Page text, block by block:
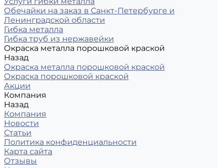
Обечайки на заказ в Санкт-Петербурге и
Ленинградской области
Гибка металла
Гибка труб из нержавейки
Окраска металла порошковой краской
Назад
Окраска металла порошковой краской
Окраска порошковой краской
Акции
Компания
Назад
Компания
Новости
Статьи
Политика конфиденциальности
Карта сайта
Отзывы